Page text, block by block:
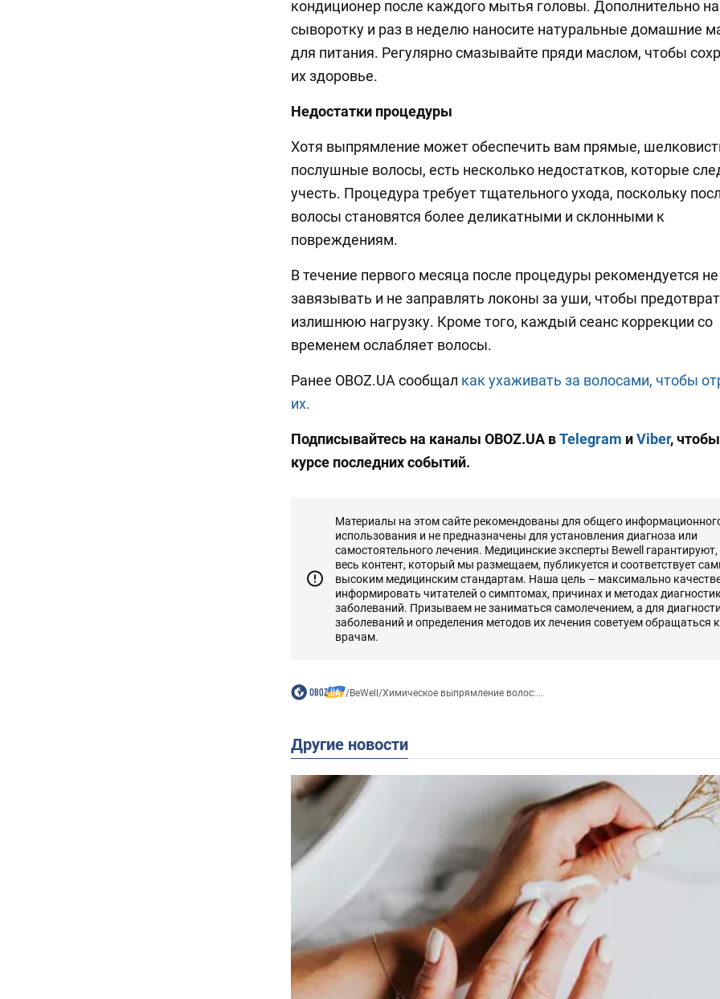
кондиционер после каждого мытья головы. Дополнительно
сыворотку и раз в неделю наносите натуральные домашние
для питания. Регулярно смазывайте пряди маслом, чтобы
их здоровье.
Недостатки процедуры
Хотя выпрямление может обеспечить вам прямые,
послушные волосы, есть несколько недостатков, которые
учесть. Процедура требует тщательного ухода, поскольку
волосы становятся более деликатными и склонными к
повреждениям.
В течение первого месяца после процедуры рекомендуется не
завязывать и не заправлять локоны за уши, чтобы
излишнюю нагрузку. Кроме того, каждый сеанс коррекции со
временем ослабляет волосы.
Ранее OBOZ.UA сообщал как ухаживать за волосами, чтобы
их.
Подписывайтесь на каналы OBOZ.UA вTelegram иViber,
курсе последних событий.
Материалы на этом сайте рекомендованы для общего
использования и не предназначены для установления диагноза или
самостоятельного лечения. Медицинские эксперты Bewell гарантируют,
весь контент, который мы размещаем, публикуется и соответствует
высоким медицинским стандартам. Наша цель – максимально
информировать читателей о симптомах, причинах и методах
заболеваний. Призываем не заниматься самолечением, а для
заболеваний и определения методов их лечения советуем обращаться к
врачам.
/BeWell /Химическое выпрямление волос:...
Другие новости